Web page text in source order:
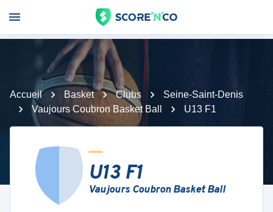
Accueil Basket Clubs
Seine-Saint-Denis
Vaujours Coubron Basket Ball
U13 F1
U13 F1
Vaujours Coubron Basket Ball